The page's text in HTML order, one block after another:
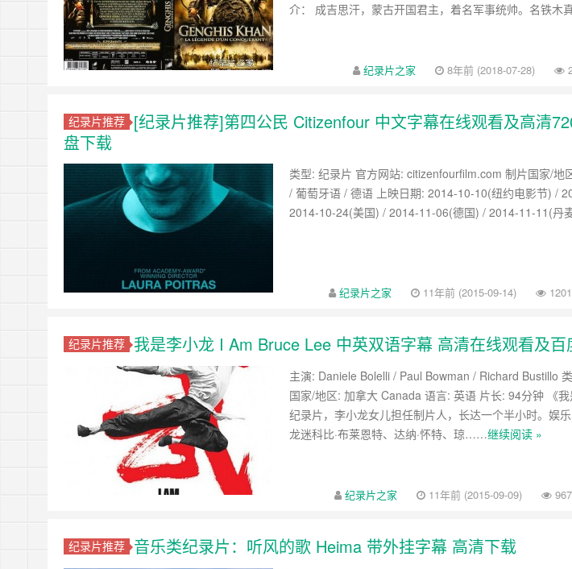
介： 成吉思汗，蒙古开国君主，着名军事统帅。名铁
纪录片之家 8年前 (2018-07-28)
纪录片推荐 [纪录片推荐]第四公民 Citizenfour 中文字幕在线观看及高清
盘下载
类型: 纪录片 官方网站: citizenfourfilm.com 制片国家/地
/ 葡萄牙语 / 德语 上映日期: 2014-10-10(纽约电影节) /
2014-10-24(美国) / 2014-11-06(德国) / 2014-11-11(
纪录片之家 11年前 (2015-09-14)
纪录片推荐 我是李小龙 I Am Bruce Lee 中英双语字幕 高清在线观看及百
主演: Daniele Bolelli / Paul Bowman / Richard Bustillo
国家/地区: 加拿大 Canada 语言: 英语 片长: 94分钟 《
纪录片，李小龙女儿担任制片人，长达一个半小时。娱
龙迷科比·布莱恩特、达纳·怀特、琼……继续阅读 »
纪录片之家 11年前 (2015-09-09)
纪录片推荐 音乐类纪录片：听风的歌 Heima 带外挂字幕 高清下载